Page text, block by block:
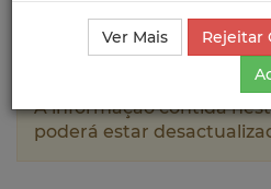
Ciência_Iscte Autores
Atividades
A informação contida
poderá estar
Ver Mais
Rejeitar